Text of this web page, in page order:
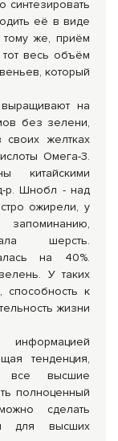
синтезировать
её в виде
тому же, приём
весь объём
который
на
без зелени,
желтках
Омега-3.
китайскими
р. Шнобл - над
ожирели, у
шерсть.
на 40%.
У таких
к
жизни
тенденция,
все высшие
полноценный
сделать
для высших